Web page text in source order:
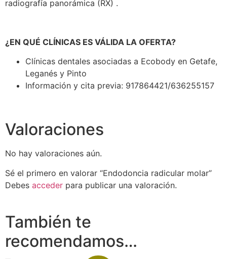
radiografía panorámica (RX) .
¿EN QUÉ CLÍNICAS ES VÁLIDA LA OFERTA?
Clínicas dentales asociadas a Ecobody en Getafe,
Leganés y Pinto
Información y cita previa: 917864421/636255157
Valoraciones
No hay valoraciones aún.
Sé el primero en valorar “Endodoncia radicular molar”
Debes acceder para publicar una valoración.
También te
recomendamos…